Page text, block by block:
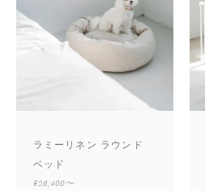
ラミーリネン ラウンド
ベッド
¥26,400〜